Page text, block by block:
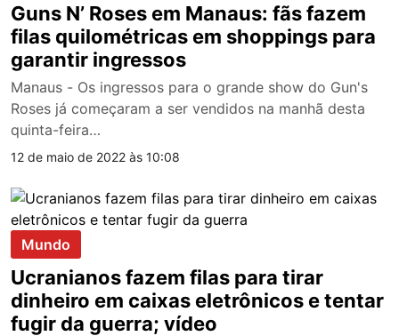
Guns N’ Roses em Manaus: fãs fazem
filas quilométricas em shoppings para
garantir ingressos
Manaus - Os ingressos para o grande show do Gun's
Roses já começaram a ser vendidos na manhã desta
quinta-feira…
12 de maio de 2022 às 10:08
Mundo
Ucranianos fazem filas para tirar
dinheiro em caixas eletrônicos e tentar
fugir da guerra; vídeo